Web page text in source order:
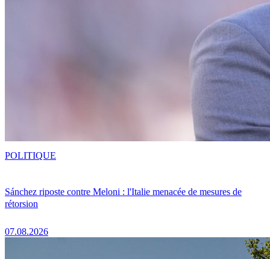
Sánchez riposte contre Meloni : l'Italie menacée de mesures de
rétorsion
07.08.2026
POLITIQUE